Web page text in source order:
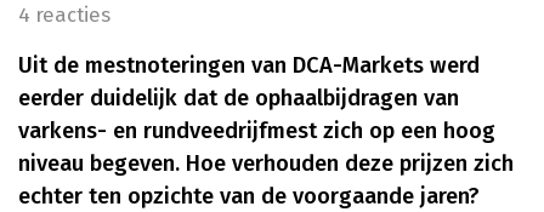
4 reacties
Uit de mestnoteringen van DCA-Markets werd
eerder duidelijk dat de ophaalbijdragen van
varkens- en rundveedrijfmest zich op een hoog
niveau begeven. Hoe verhouden deze prijzen zich
echter ten opzichte van de voorgaande jaren?